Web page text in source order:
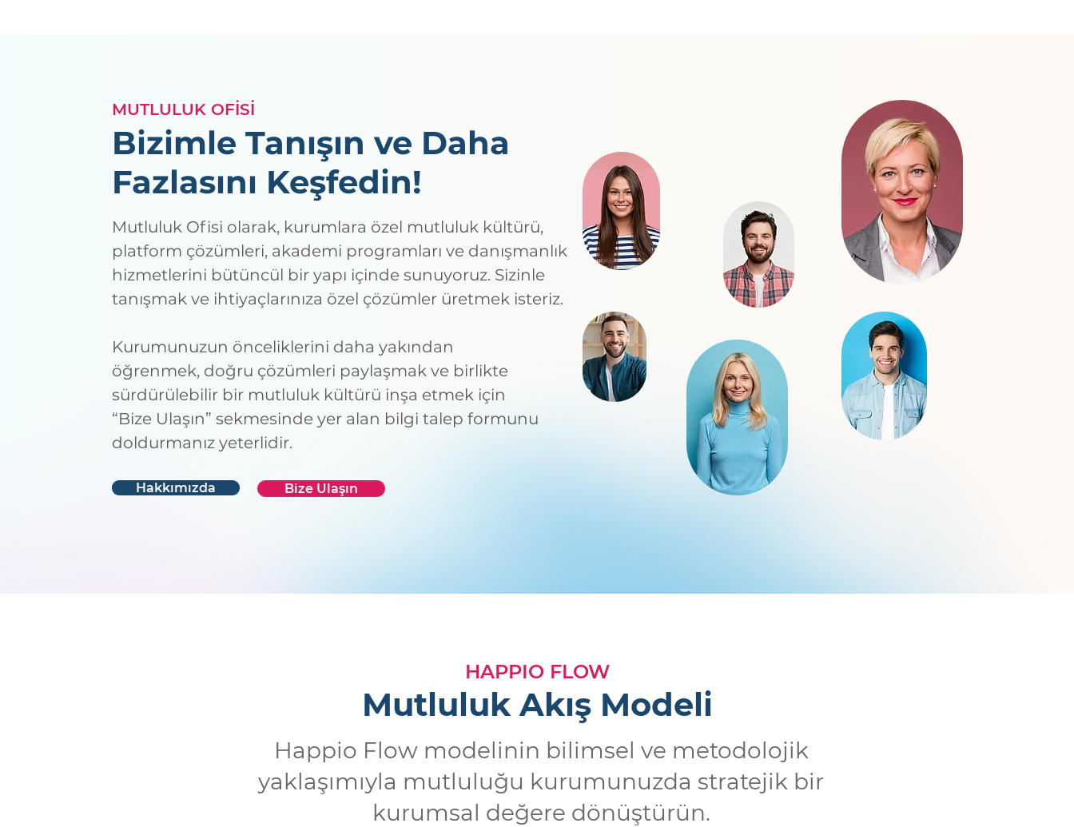
MUTLULUK OFİSİ
Bizimle Tanışın ve Daha
Fazlasını Keşfedin!
Mutluluk Ofisi olarak, kurumlara özel mutluluk kültürü,
platform çözümleri, akademi programları ve danışmanlık
hizmetlerini bütüncül bir yapı içinde sunuyoruz. Sizinle
tanışmak ve ihtiyaçlarınıza özel çözümler üretmek isteriz.
Kurumunuzun önceliklerini daha yakından
öğrenmek, doğru çözümleri paylaşmak ve birlikte
sürdürülebilir bir mutluluk kültürü inşa etmek için
“Bize Ulaşın” sekmesinde yer alan bilgi talep formunu
doldurmanız yeterlidir.
Hakkımızda Bize Ulaşın
HAPPIO FLOW
Mutluluk Akış Modeli
Happio Flow modelinin bilimsel ve metodolojik
yaklaşımıyla mutluluğu kurumunuzda stratejik bir
kurumsal değere dönüştürün.